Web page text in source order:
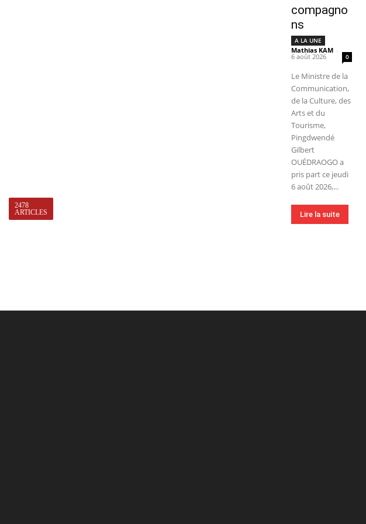
2478
ARTICLES
compagno
ns
A LA UNE
Mathias KAM -
6 août 2026 0
Le Ministre de la
Communication,
de la Culture, des
Arts et du
Tourisme,
Pingdwendé
Gilbert
OUÉDRAOGO a
pris part ce jeudi
6 août 2026,...
Lire la suite